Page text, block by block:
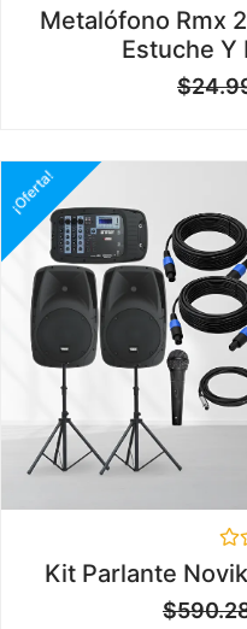
en
0
5
Metalófono Rmx
Estuche Y
$
¡Oferta!
en
0
de
Kit Parlante
$